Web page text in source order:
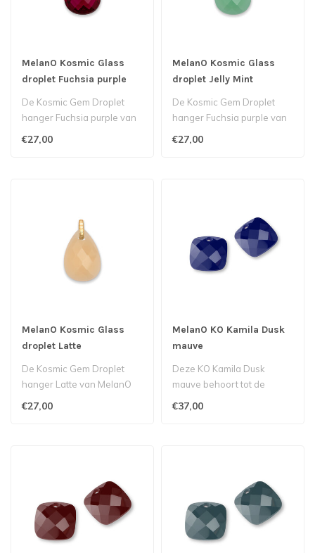
MelanO Kosmic Glass
droplet Fuchsia purple
De Kosmic Gem Droplet
hanger Fuchsia purple van
€27,00
MelanO Kosmic Glass
droplet Jelly Mint
De Kosmic Gem Droplet
hanger Fuchsia purple van
€27,00
MelanO Kosmic Glass
droplet Latte
De Kosmic Gem Droplet
hanger Latte van MelanO
€27,00
MelanO KO Kamila Dusk
mauve
Deze KO Kamila Dusk
mauve behoort tot de
€37,00